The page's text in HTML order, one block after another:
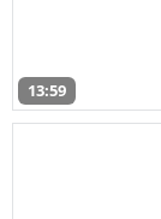
13:59